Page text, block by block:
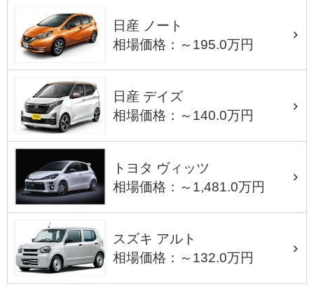
日産 ノート
相場価格：～195.0万円
日産 デイズ
相場価格：～140.0万円
トヨタ ヴィッツ
相場価格：～1,481.0万円
スズキ アルト
相場価格：～132.0万円